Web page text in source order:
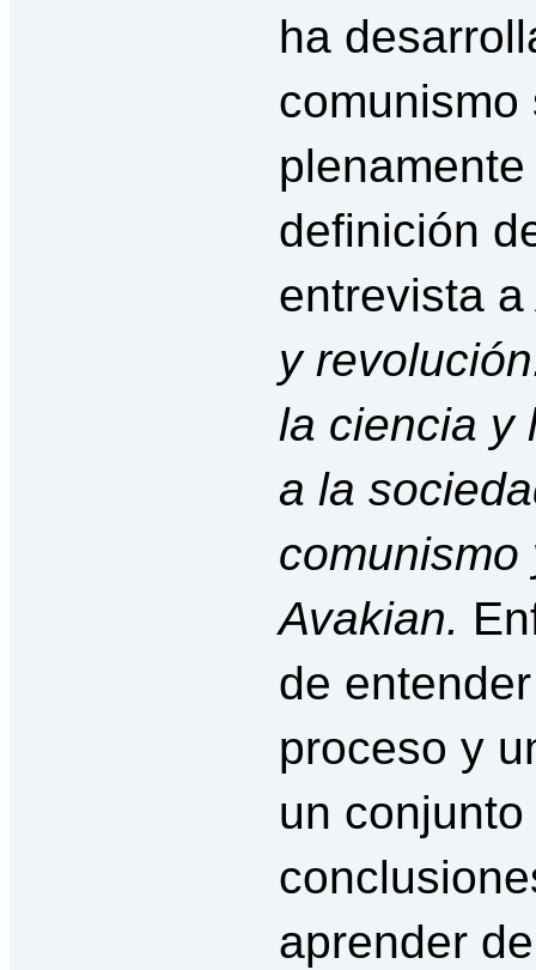
ha
comunismo
definición
entrevista
y
la ciencia y
a la
Avakian.
de
proceso y
un
aprender